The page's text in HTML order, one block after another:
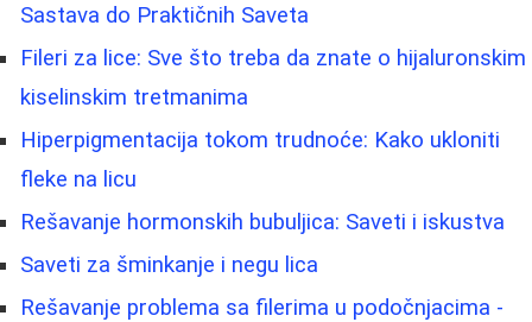
Sastava do Praktičnih Saveta
Fileri za lice: Sve što treba da znate o hijaluronskim
kiselinskim tretmanima
Hiperpigmentacija tokom trudnoće: Kako ukloniti
fleke na licu
Rešavanje hormonskih bubuljica: Saveti i iskustva
Saveti za šminkanje i negu lica
Rešavanje problema sa filerima u podočnjacima -